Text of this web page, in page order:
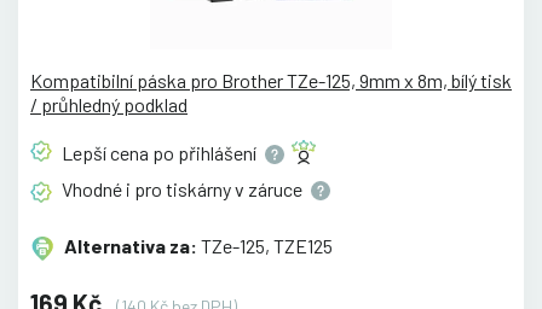
Kompatibilní páska pro Brother TZe-125, 9mm x 8m, bílý tisk
/ průhledný podklad
Lepší cena po přihlášení
Vhodné i pro tiskárny v záruce
Alternativa za: TZe-125, TZE125
169 Kč